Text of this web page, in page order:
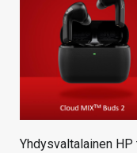
Yhdysvaltalainen